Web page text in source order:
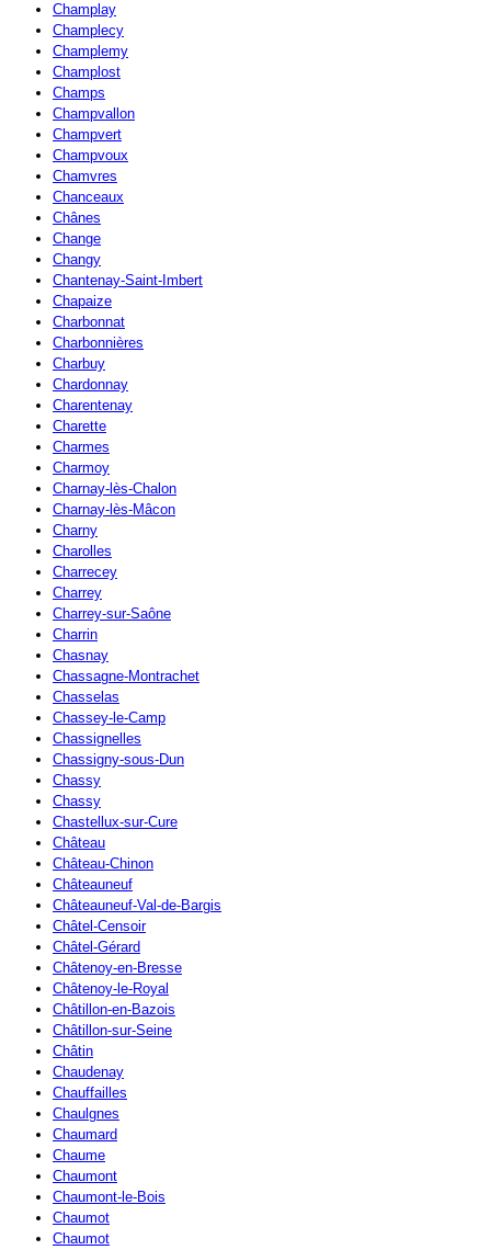
Champlay
Champlecy
Champlemy
Champlost
Champs
Champvallon
Champvert
Champvoux
Chamvres
Chanceaux
Chânes
Change
Changy
Chantenay-Saint-Imbert
Chapaize
Charbonnat
Charbonnières
Charbuy
Chardonnay
Charentenay
Charette
Charmes
Charmoy
Charnay-lès-Chalon
Charnay-lès-Mâcon
Charny
Charolles
Charrecey
Charrey
Charrey-sur-Saône
Charrin
Chasnay
Chassagne-Montrachet
Chasselas
Chassey-le-Camp
Chassignelles
Chassigny-sous-Dun
Chassy
Chassy
Chastellux-sur-Cure
Château
Château-Chinon
Châteauneuf
Châteauneuf-Val-de-Bargis
Châtel-Censoir
Châtel-Gérard
Châtenoy-en-Bresse
Châtenoy-le-Royal
Châtillon-en-Bazois
Châtillon-sur-Seine
Châtin
Chaudenay
Chauffailles
Chaulgnes
Chaumard
Chaume
Chaumont
Chaumont-le-Bois
Chaumot
Chaumot